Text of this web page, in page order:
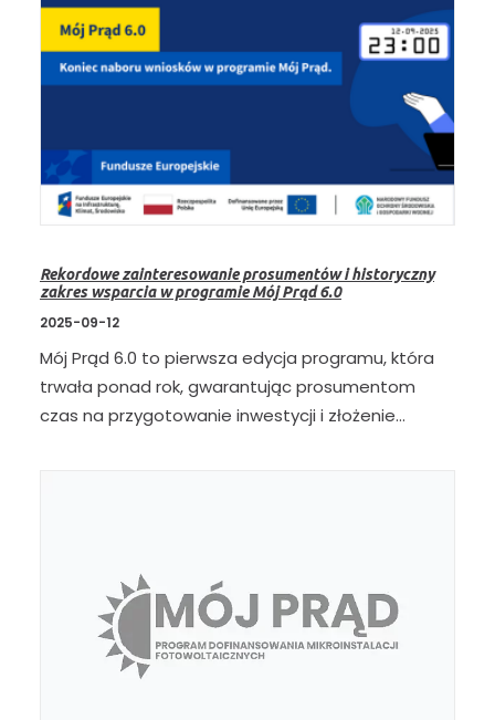
Rekordowe zainteresowanie prosumentów i historyczny
zakres wsparcia w programie Mój Prąd 6.0
2025-09-12
Mój Prąd 6.0 to pierwsza edycja programu, która
trwała ponad rok, gwarantując prosumentom
czas na przygotowanie inwestycji i złożenie…